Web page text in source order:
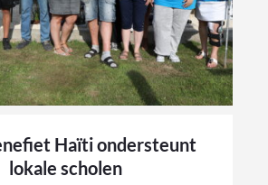
Haïti ondersteunt
lokale scholen